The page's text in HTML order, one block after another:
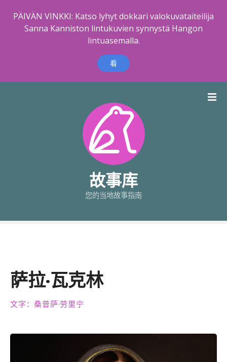
PÄIVÄN VINKKI: Katso lyhyt dokkari valokuvataiteilija
Sanna Kanniston lintukuvien synnystä Hangon
lintuasemalla.
看
故事库
您的当地故事指南
萨拉·瓦克林
文字：桑普萨·劳里宁